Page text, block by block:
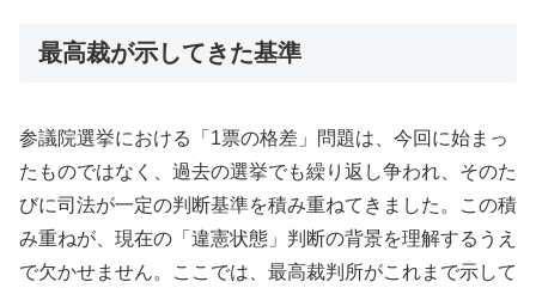
最高裁が示してきた基準
参議院選挙における「1票の格差」問題は、今回に始まっ
たものではなく、過去の選挙でも繰り返し争われ、そのた
びに司法が一定の判断基準を積み重ねてきました。この積
み重ねが、現在の「違憲状態」判断の背景を理解するうえ
で欠かせません。ここでは、最高裁判所がこれまで示して